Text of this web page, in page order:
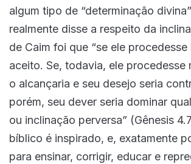
algum tipo de “determinação
realmente disse a respeito da
de Caim foi que “se ele procedesse
aceito. Se, todavia, ele procedesse
o alcançaria e seu desejo seria
porém, seu dever seria dominar
ou inclinação perversa” (Gênesis
bíblico é inspirado, e, exatamente
para ensinar, corrigir, educar e